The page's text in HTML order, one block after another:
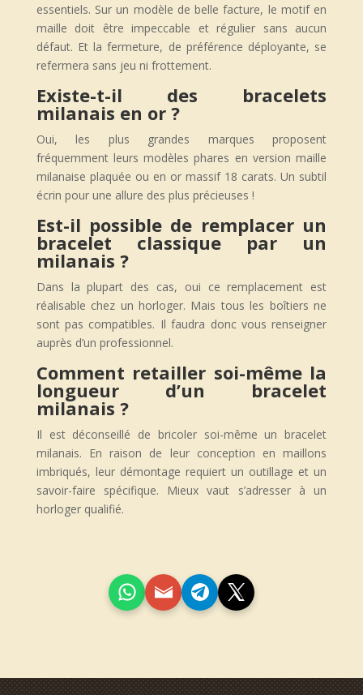
essentiels. Sur un modèle de belle facture, le motif en
maille doit être impeccable et régulier sans aucun
défaut. Et la fermeture, de préférence déployante, se
refermera sans jeu ni frottement.
Existe-t-il des bracelets
milanais en or ?
Oui, les plus grandes marques proposent
fréquemment leurs modèles phares en version maille
milanaise plaquée ou en or massif 18 carats. Un subtil
écrin pour une allure des plus précieuses !
Est-il possible de remplacer un
bracelet classique par un
milanais ?
Dans la plupart des cas, oui ce remplacement est
réalisable chez un horloger. Mais tous les boîtiers ne
sont pas compatibles. Il faudra donc vous renseigner
auprès d’un professionnel.
Comment retailler soi-même la
longueur d’un bracelet
milanais ?
Il est déconseillé de bricoler soi-même un bracelet
milanais. En raison de leur conception en maillons
imbriqués, leur démontage requiert un outillage et un
savoir-faire spécifique. Mieux vaut s’adresser à un
horloger qualifié.